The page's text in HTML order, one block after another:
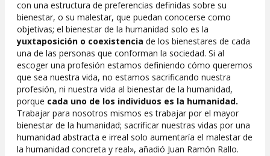
con una estructura de preferencias definidas sobre su
bienestar, o su malestar, que puedan conocerse como
objetivas; el bienestar de la humanidad solo es la
yuxtaposición o coexistencia de los bienestares de cada
una de las personas que conforman la sociedad. Si al
escoger una profesión estamos definiendo cómo queremos
que sea nuestra vida, no estamos sacrificando nuestra
profesión, ni nuestra vida al bienestar de la humanidad,
porque cada uno de los individuos es la humanidad.
Trabajar para nosotros mismos es trabajar por el mayor
bienestar de la humanidad; sacrificar nuestras vidas por una
humanidad abstracta e irreal solo aumentaría el malestar de
la humanidad concreta y real», añadió Juan Ramón Rallo.